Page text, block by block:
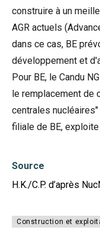
construire à un
AGR actuels
dans ce cas, BE
développement et
Pour BE, le Candu
le remplacement de
centrales nucléaires"
filiale de BE, exploite
Source
H.K./C.P. d’après
Construction et